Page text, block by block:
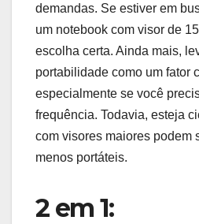
demandas. Se estiver em
um notebook com visor de
escolha certa. Ainda mais,
portabilidade como um fator
especialmente se você
frequência. Todavia, esteja
com visores maiores podem
menos portáteis.
2 em 1: